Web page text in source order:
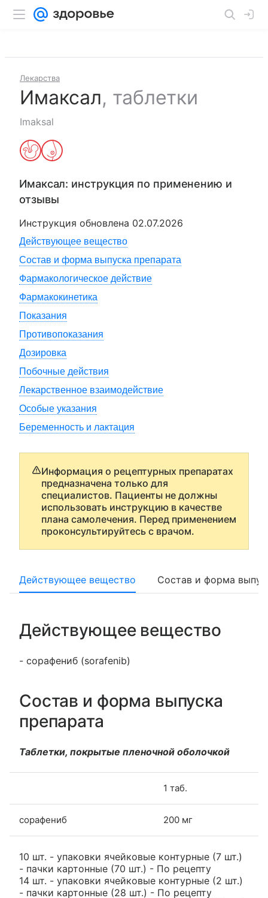
Лекарства
Имаксал, таблетки
Imaksal
Имаксал: инструкция по применению и
отзывы
Инструкция обновлена 02.07.2026
Действующее вещество
Состав и форма выпуска препарата
Фармакологическое действие
Фармакокинетика
Показания
Противопоказания
Дозировка
Побочные действия
Лекарственное взаимодействие
Особые указания
Беременность и лактация
Информация о рецептурных препаратах
предназначена только для
специалистов. Пациенты не должны
использовать инструкцию в качестве
плана самолечения. Перед применением
проконсультируйтесь с врачом.
Действующее вещество Состав и форма
Действующее вещество
- сорафениб (sorafenib)
Состав и форма выпуска
препарата
Таблетки, покрытые пленочной оболочкой
1 таб.
сорафениб 200 мг
10 шт. - упаковки ячейковые контурные (7 шт.)
- пачки картонные (70 шт.) - По рецепту
14 шт. - упаковки ячейковые контурные (2 шт.)
- пачки картонные (28 шт.) - По рецепту